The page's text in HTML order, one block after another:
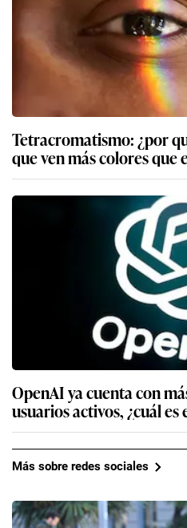
Tetracromatismo: ¿por
que ven más colores que
OpenAI ya cuenta con
usuarios activos, ¿cuál es
Más sobre redes sociales